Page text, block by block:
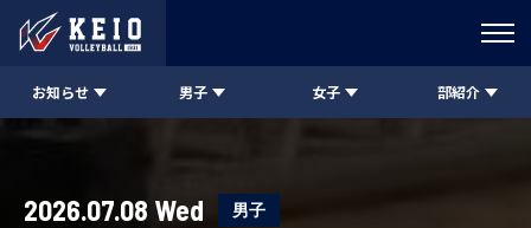
お知らせ 男子 女子 部紹介
2026.07.08 Wed 男子